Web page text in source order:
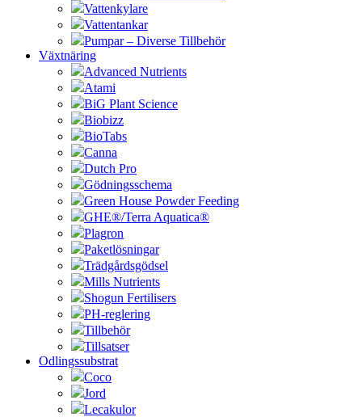
Vattenkylare
Vattentankar
Pumpar – Diverse Tillbehör
Växtnäring
Advanced Nutrients
Atami
BiG Plant Science
Biobizz
BioTabs
Canna
Dutch Pro
Gödningsschema
Green House Powder Feeding
GHE®/Terra Aquatica®
Plagron
Paketlösningar
Trädgårdsgödsel
Mills Nutrients
Shogun Fertilisers
PH-reglering
Tillbehör
Tillsatser
Odlingssubstrat
Coco
Jord
Lecakulor